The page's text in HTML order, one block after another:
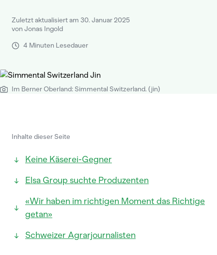
Zuletzt aktualisiert am 30. Januar 2025
von Jonas Ingold
4 Minuten Lesedauer
Im Berner Oberland: Simmental Switzerland. (jin)
Inhalte dieser Seite
Keine Käserei-Gegner
Elsa Group suchte Produzenten
«Wir haben im richtigen Moment das Richtige
getan»
Schweizer Agrarjournalisten